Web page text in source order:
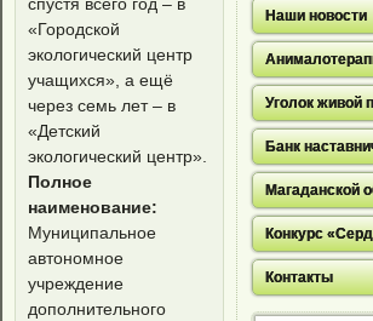
«Городской
экологический центр
учащихся», а ещё
через семь лет – в
«Детский
экологический центр».
Полное
наименование:
Муниципальное
автономное
учреждение
дополнительного
Наши новости
Уголок живой
Банк
Магаданской
Конкурс
Контакты